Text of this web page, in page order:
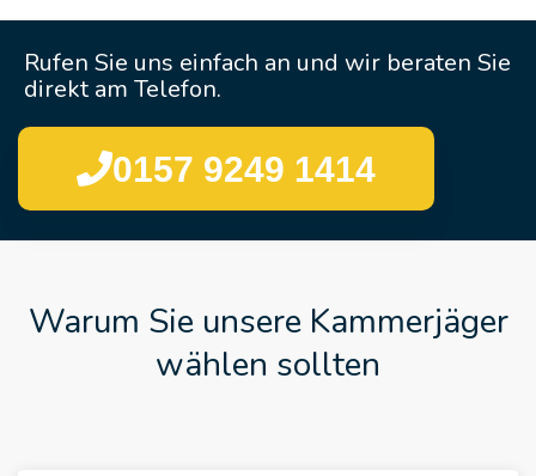
Rufen Sie uns einfach an und wir beraten Sie
direkt am Telefon.
0157 9249 1414
Warum Sie unsere Kammerjäger
wählen sollten